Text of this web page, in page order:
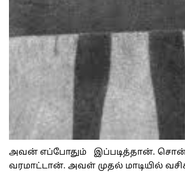
அவன் எப்போதும் இப்படித்தான்.
வரமாட்டான். அவள் முதல் மாடியில்